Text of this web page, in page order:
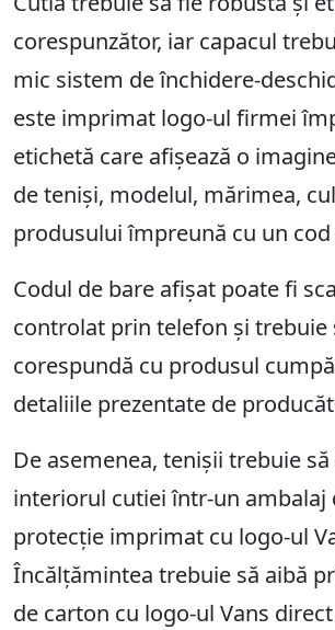
corespunzător, iar capacul
mic sistem de închidere-
este imprimat logo-ul firmei
etichetă care afișează o
de teniși, modelul, mărimea,
produsului împreună cu un cod
Codul de bare afișat poate fi
controlat prin telefon și trebuie
corespundă cu produsul
detaliile prezentate de
De asemenea, tenișii trebuie
interiorul cutiei într-un ambalaj
protecție imprimat cu logo-ul
Încălțămintea trebuie să aibă
de carton cu logo-ul Vans